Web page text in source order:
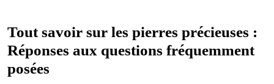
Tout savoir sur les pierres précieuses :
Réponses aux questions fréquemment
posées